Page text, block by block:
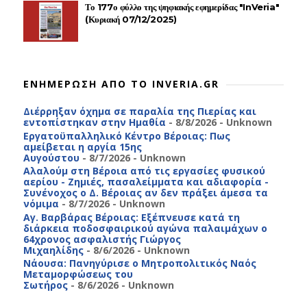
Το 177ο φύλλο της ψηφιακής εφημερίδας "InVeria"
(Κυριακή 07/12/2025)
ΕΝΗΜΕΡΩΣΗ ΑΠΟ ΤΟ INVERIA.GR
Διέρρηξαν όχημα σε παραλία της Πιερίας και
εντοπίστηκαν στην Ημαθία - 8/8/2026- Unknown
Εργατοϋπαλληλικό Κέντρο Βέροιας: Πως
αμείβεται η αργία 15ης
Αυγούστου- 8/7/2026- Unknown
Αλαλούμ στη Βέροια από τις εργασίες φυσικού
αερίου - Ζημιές, πασαλείμματα και αδιαφορία -
Συνένοχος ο Δ. Βέροιας αν δεν πράξει άμεσα τα
νόμιμα - 8/7/2026- Unknown
Αγ. Βαρβάρας Βέροιας: Εξέπνευσε κατά τη
διάρκεια ποδοσφαιρικού αγώνα παλαιμάχων ο
64χρονος ασφαλιστής Γιώργος
Μιχαηλίδης- 8/6/2026- Unknown
Νάουσα: Πανηγύρισε ο Μητροπολιτικός Ναός
Μεταμορφώσεως του
Σωτήρος- 8/6/2026- Unknown